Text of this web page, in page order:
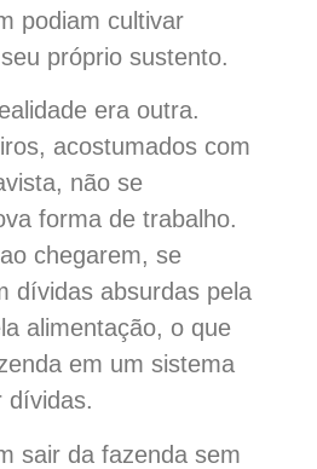
podiam cultivar
próprio sustento.
era outra.
acostumados com
não se
forma de trabalho.
chegarem, se
dívidas absurdas pela
alimentação, o que
em um sistema
dívidas.
sair da fazenda sem